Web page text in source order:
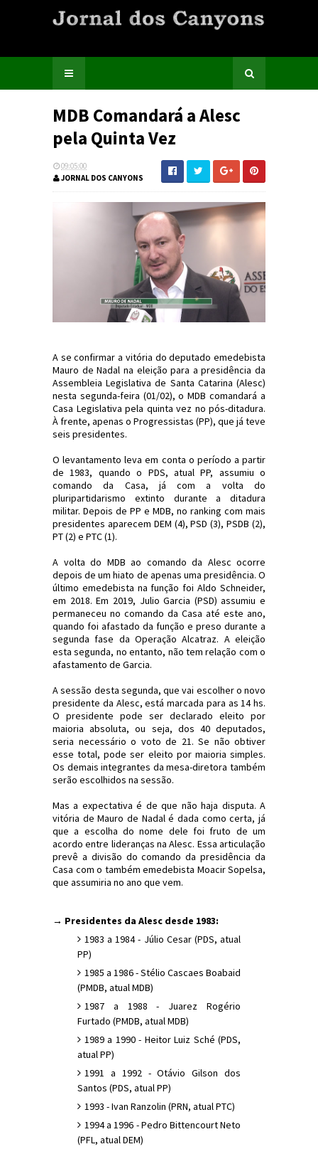
MDB Comandará a Alesc
pela Quinta Vez
09:05:00
JORNAL DOS CANYONS
A se confirmar a vitória do deputado emedebista
Mauro de Nadal na eleição para a presidência da
Assembleia Legislativa de Santa Catarina (Alesc)
nesta segunda-feira (01/02), o MDB comandará a
Casa Legislativa pela quinta vez no pós-ditadura.
À frente, apenas o Progressistas (PP), que já teve
seis presidentes.
​O levantamento leva em conta o período a partir
de 1983, quando o PDS, atual PP, assumiu o
comando da Casa, já com a volta do
pluripartidarismo extinto durante a ditadura
militar. Depois de PP e MDB, no ranking com mais
presidentes aparecem DEM (4), PSD (3), PSDB (2),
PT (2) e PTC (1).
A volta do MDB ao comando da Alesc ocorre
depois de um hiato de apenas uma presidência. O
último emedebista na função foi Aldo Schneider,
em 2018. Em 2019, Julio Garcia (PSD) assumiu e
permaneceu no comando da Casa até este ano,
quando foi afastado da função e preso durante a
segunda fase da Operação Alcatraz. A eleição
esta segunda, no entanto, não tem relação com o
afastamento de Garcia.
A sessão desta segunda, que vai escolher o novo
presidente da Alesc, está marcada para as 14 hs.
O presidente pode ser declarado eleito por
maioria absoluta, ou seja, dos 40 deputados,
seria necessário o voto de 21. Se não obtiver
esse total, pode ser eleito por maioria simples.
Os demais integrantes da mesa-diretora também
serão escolhidos na sessão.
Mas a expectativa é de que não haja disputa. A
vitória de Mauro de Nadal é dada como certa, já
que a escolha do nome dele foi fruto de um
acordo entre lideranças na Alesc. Essa articulação
prevê a divisão do comando da presidência da
Casa com o também emedebista Moacir Sopelsa,
que assumiria no ano que vem.
→ Presidentes da Alesc desde 1983:
1983 a 1984 - Júlio Cesar (PDS, atual
PP)
1985 a 1986 - Stélio Cascaes Boabaid
(PMDB, atual MDB)
1987 a 1988 - Juarez Rogério
Furtado (PMDB, atual MDB)
1989 a 1990 - Heitor Luiz Sché (PDS,
atual PP)
1991 a 1992 - Otávio Gilson dos
Santos (PDS, atual PP)
1993 - Ivan Ranzolin (PRN, atual PTC)
1994 a 1996 - Pedro Bittencourt Neto
(PFL, atual DEM)